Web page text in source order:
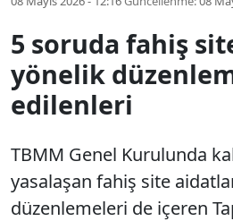
5 soruda fahiş
yönelik
edilenleri
TBMM Genel Kurulunda
yasalaşan fahiş site
düzenlemeleri de içeren